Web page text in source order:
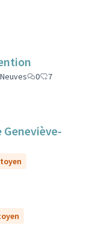
0
7
Geneviève-